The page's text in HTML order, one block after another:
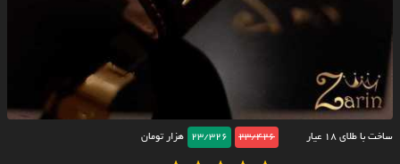
ساخت با طلای ۱۸ عیار 23/426
23/326 هزار تومان